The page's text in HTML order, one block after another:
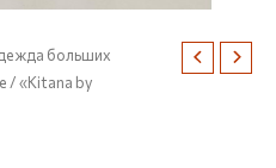
больших
/ «Kitana by